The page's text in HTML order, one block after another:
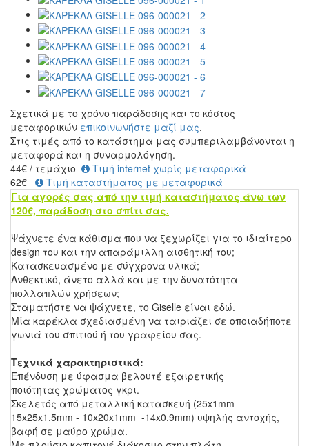
Σχετικά με το χρόνο παράδοσης και το κόστος
μεταφορικών επικοινωνήστε μαζί μας.
Στις τιμές από το κατάστημα μας συμπεριλαμβάνονται η
μεταφορά και η συναρμολόγηση.
44€ / τεμάχιο
Τιμή internet χωρίς μεταφορικά
62€
Τιμή καταστήματος με μεταφορικά
Για αγορές σας από την τιμή καταστήματος άνω των
120€, παράδοση στο σπίτι σας.
Ψάχνετε ένα κάθισμα που να ξεχωρίζει για το ιδιαίτερο
design του και την απαράμιλλη αισθητική του;
Κατασκευασμένο με σύγχρονα υλικά;
Ανθεκτικό, άνετο αλλά και με την δυνατότητα
πολλαπλών χρήσεων;
Σταματήστε να ψάχνετε, το Giselle είναι εδώ.
Μία καρέκλα σχεδιασμένη να ταιριάζει σε οποιαδήποτε
γωνιά του σπιτιού ή του γραφείου σας.
Τεχνικά χαρακτηριστικά:
Επένδυση με ύφασμα βελουτέ εξαιρετικής
ποιότητας χρώματος γκρι.
Σκελετός από μεταλλική κατασκευή (25x1mm -
15x25x1.5mm - 10x20x1mm -14x0.9mm) υψηλής αντοχής,
βαφή σε μαύρο χρώμα.